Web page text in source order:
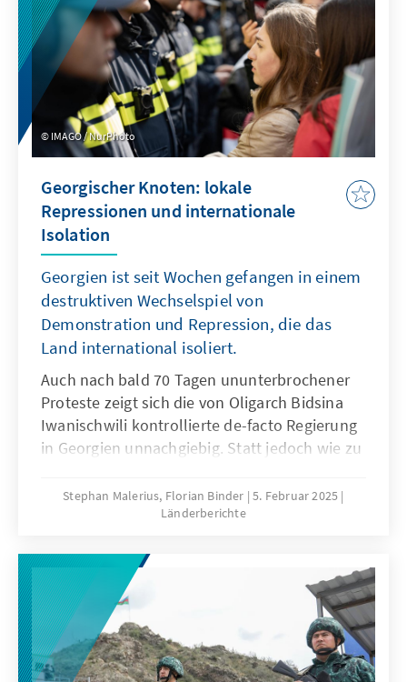
IMAGO / NurPhoto
Georgischer Knoten: lokale
Repressionen und internationale
Isolation
Georgien ist seit Wochen gefangen in einem
destruktiven Wechselspiel von
Demonstration und Repression, die das
Land international isoliert.
Auch nach bald 70 Tagen ununterbrochener
Proteste zeigt sich die von Oligarch Bidsina
Iwanischwili kontrollierte de-facto Regierung
in Georgien unnachgiebig. Statt jedoch wie zu
Gewalt gegen Protestierende vorzugehen,
wird nun auf gezielte Einschüchterung und
Fälle von Msia Amaghlobeli und Giorgi
Gacharia zeigen in drastischer Weise, wie der
georgische Rechtsstaat in den letzten
Monaten implodiert ist. International ist das
Land isoliert, Antrittsbesuche der neuen
Regierungsspitze in den Nachbarländern
Stephan Malerius, Florian Binder 5. Februar 2025
Länderberichte